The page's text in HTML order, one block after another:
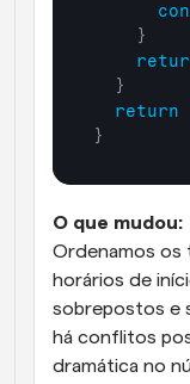
}
}
return
}
O que mudou:
Ordenamos os
horários de
sobrepostos e
há conflitos
dramática no